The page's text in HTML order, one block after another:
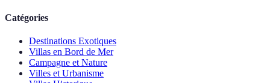
Catégories
Destinations Exotiques
Villas en Bord de Mer
Campagne et Nature
Villes et Urbanisme